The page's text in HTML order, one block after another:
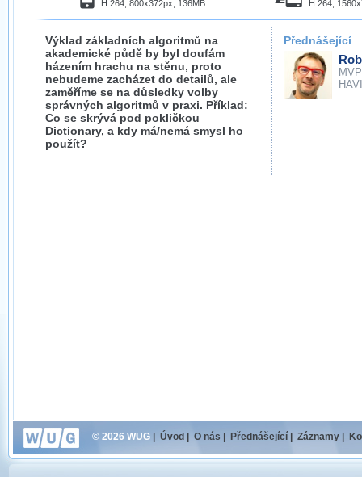
H.264, 800x372px, 136MB H.264,
Výklad základních algoritmů na
akademické půdě by byl doufám
házením hrachu na stěnu, proto
nebudeme zacházet do detailů, ale
zaměříme se na důsledky volby
správných algoritmů v praxi. Příklad:
Co se skrývá pod pokličkou
Dictionary, a kdy má/nemá smysl ho
použít?
Přednášející
MVP
© 2026 WUG Úvod O nás Přednášející Záznamy